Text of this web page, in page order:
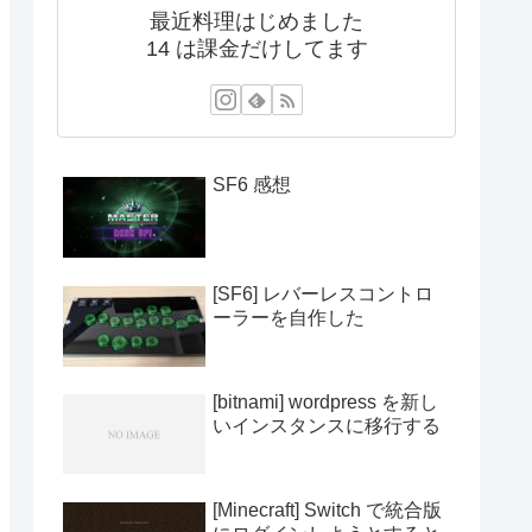
最近料理はじめました
14 は課金だけしてます
SF6 感想
[SF6] レバーレスコントロ
ーラーを自作した
[bitnami] wordpress を新し
いインスタンスに移行する
[Minecraft] Switch で統合版